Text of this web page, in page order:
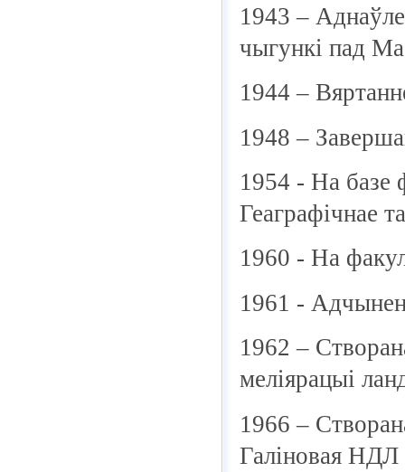
1943 –
чыгункі пад
1944 –
1948 –
1954 - На базе
Геаграфічнае
1960 - На
1961 -
1962 –
меліярацыі
1966 –
Галіновая НДЛ